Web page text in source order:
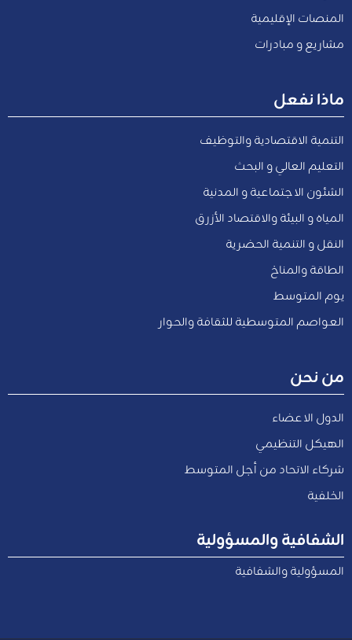
المنصات الإقليمية
مشاريع و مبادرات
ماذا نفعل
التنمية الاقتصادية والتوظيف
التعليم العالي و البحث
الشئون الاجتماعية و المدنية
المياه و البيئة والاقتصاد الأزرق
النقل و التنمية الحضرية
الطاقة والمناخ
يوم المتوسط
العواصم المتوسطية للثقافة والحوار
من نحن
الدول الاعضاء
الهيكل التنظيمي
شركاء الاتحاد من أجل المتوسط
الخلفية
الشفافية والمسؤولية
المسؤولية والشفافية